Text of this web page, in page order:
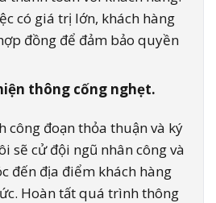
có giá trị lớn, khách hàng
đồng để đảm bảo quyền
thông cống nghẹt.
công đoạn thỏa thuận và ký
sẽ cử đội ngũ nhân công và
đến địa điểm khách hàng
Hoàn tất quá trình thông